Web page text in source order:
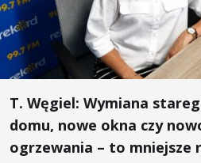
T. Węgiel: Wymiana
domu, nowe okna czy
ogrzewania – to mniejsze